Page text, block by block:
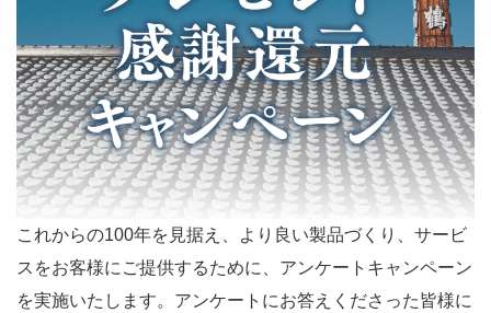
これからの100年を見据え、より良い製品づくり、サービ
スをお客様にご提供するために、アンケートキャンペーン
を実施いたします。アンケートにお答えくださった皆様に